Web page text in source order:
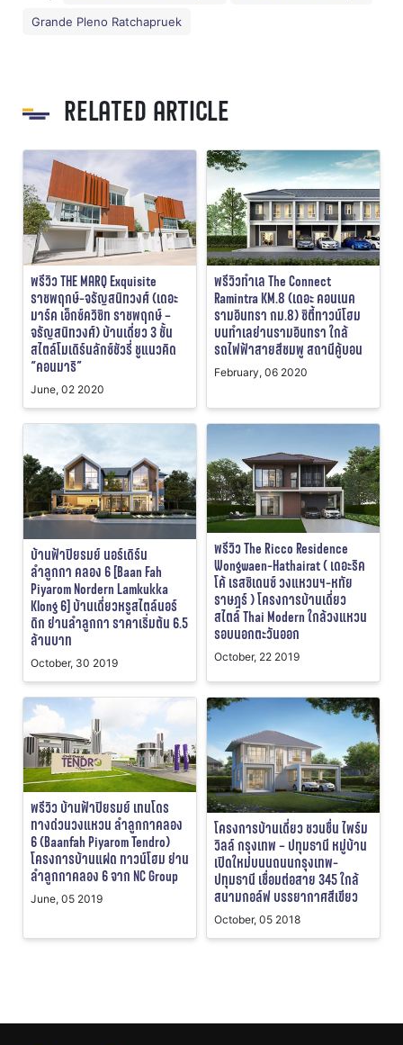
Grande Pleno Ratchapruek
RELATED ARTICLE
พรีวิว THE MARQ Exquisite
ราชพฤกษ์-จรัญสนิทวงศ์ (เดอะ
มาร์ค เอ็กซ์ควิซิท ราชพฤกษ์ –
จรัญสนิทวงศ์) บ้านเดี่ยว 3 ชั้น
สไตล์โมเดิร์นลักซ์ชัวรี่ ชูแนวคิด
“คอนมาริ”
June, 02 2020
พรีวิวทำเล The Connect
Ramintra KM.8 (เดอะ คอนเนค
รามอินทรา กม.8) ซิตี้ทาวน์โฮม
บนทำเลย่านรามอินทรา ใกล้
รถไฟฟ้าสายสีชมพู สถานีคู้บอน
February, 06 2020
บ้านฟ้าปิยรมย์ นอร์เดิร์น
ลำลูกกา คลอง 6 [Baan Fah
Piyarom Nordern Lamkukka
Klong 6] บ้านเดี่ยวหรูสไตล์นอร์
ดิก ย่านลำลูกกา ราคาเริ่มต้น 6.5
ล้านบาท
October, 30 2019
พรีวิว The Ricco Residence
Wongwaen-Hathairat ( เดอะริค
โค้ เรสซิเดนซ์ วงแหวนฯ-หทัย
ราษฎร์ ) โครงการบ้านเดี่ยว
สไตล์ Thai Modern ใกล้วงแหวน
รอบนอกตะวันออก
October, 22 2019
พรีวิว บ้านฟ้าปิยรมย์ เทนโดร
ทางด่วนวงแหวน ลำลูกกาคลอง
6 (Baanfah Piyarom Tendro)
โครงการบ้านแฝด ทาวน์โฮม ย่าน
ลำลูกกาคลอง 6 จาก NC Group
June, 05 2019
โครงการบ้านเดี่ยว ชวนชื่น ไพร์ม
วิลล์ กรุงเทพ – ปทุมธานี หมู่บ้าน
เปิดใหม่บนนถนนกรุงเทพ-
ปทุมธานี เชื่อมต่อสาย 345 ใกล้
สนามกอล์ฟ บรรยากาศสีเขียว
October, 05 2018